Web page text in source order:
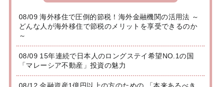
08/09 海外移住で圧倒的節税！海外金融機関の活用法 ～
どんな人が海外移住で節税のメリットを享受できるのか
～
08/09 15年連続で日本人のロングステイ希望NO.1の国
「マレーシア不動産」投資の魅力